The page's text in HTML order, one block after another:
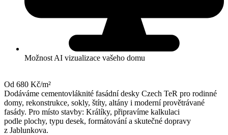
Možnost AI vizualizace vašeho domu
Od 680 Kč/m²
Dodáváme cementovláknité fasádní desky Czech TeR pro rodinné
domy, rekonstrukce, sokly, štíty, altány i moderní provětrávané
fasády. Pro místo stavby: Králíky, připravíme kalkulaci
podle plochy, typu desek, formátování a skutečné dopravy
z Jablunkova.